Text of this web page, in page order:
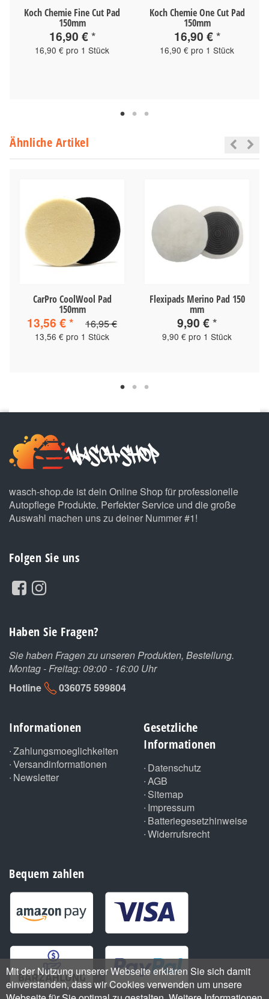
Koch Chemie Fine Cut Pad
150mm
16,90 €*
16,90 € pro 1 Stück
Koch Chemie One Cut Pad
150mm
16,90 €*
16,90 € pro 1 Stück
Ähnliche Artikel
CarPro CoolWool Pad
150mm
13,56 €* 16,95 €
13,56 € pro 1 Stück
Flexipads Merino Pad 150
mm
9,90 €*
9,90 € pro 1 Stück
wasch-shop.de ist dein Online Shop für professionelle
Autopflege Produkte. Perfekter Service und die große
Auswahl machen uns zu deiner Nummer #1!
Folgen Sie uns
Haben Sie Fragen?
Sie haben Fragen zu unseren Produkten, Bestellung.
Montag - Freitag: 09:00 - 16:00 Uhr
Hotline
036075 599804
Informationen
Zahlungsmoeglichkeiten
Versandinformationen
Newsletter
Gesetzliche
Informationen
Datenschutz
AGB
Sitemap
Impressum
Batteriegesetzhinweise
Widerrufsrecht
Bequem zahlen
Mit der Nutzung unserer Webseite erklären Sie sich damit
einverstanden, dass wir Cookies verwenden um unsere